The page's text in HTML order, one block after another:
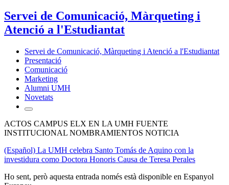
Servei de Comunicació, Màrqueting i
Atenció a l'Estudiantat
Servei de Comunicació, Màrqueting i Atenció a l'Estudiantat
Presentació
Comunicació
Marketing
Alumni UMH
Novetats
ACTOS CAMPUS ELX EN LA UMH FUENTE
INSTITUCIONAL NOMBRAMIENTOS NOTICIA
(Español) La UMH celebra Santo Tomás de Aquino con la
investidura como Doctora Honoris Causa de Teresa Perales
Ho sent, però aquesta entrada només està disponible en Espanyol